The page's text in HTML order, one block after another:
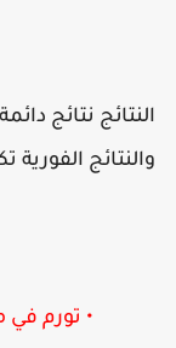
النتائج نتائج
والنتائج الفورية
• تورم في